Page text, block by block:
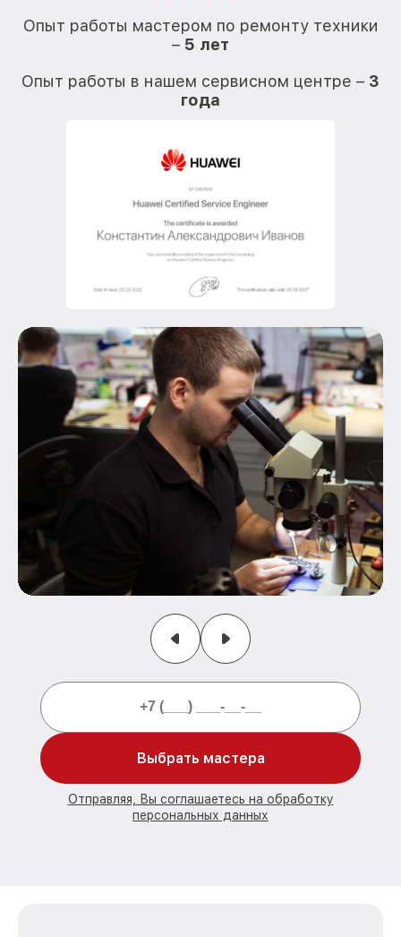
Опыт работы мастером по ремонту техники
– 5 лет
Опыт работы в нашем сервисном центре – 3
года
Выбрать мастера
Отправляя, Вы соглашаетесь на обработку
персональных данных